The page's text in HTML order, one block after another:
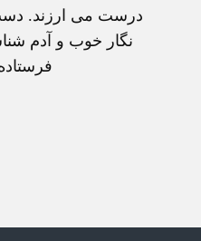
درست می ارزند.
نگار خوب و آدم